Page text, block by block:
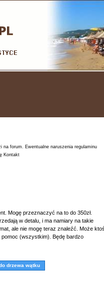
forum. Ewentualne naruszenia regulaminu
Kontakt
Mogę przeznaczyć na to do 350zł.
w detalu, i ma namiary na takie
ale nie mogę teraz znaleźć. Może ktoś
(wszystkim). Będę bardzo
drzewa wątku